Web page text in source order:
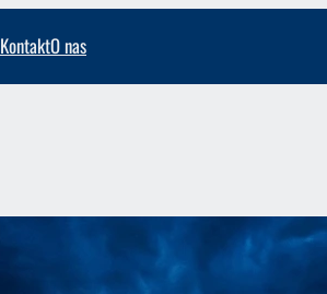
KontaktO nas